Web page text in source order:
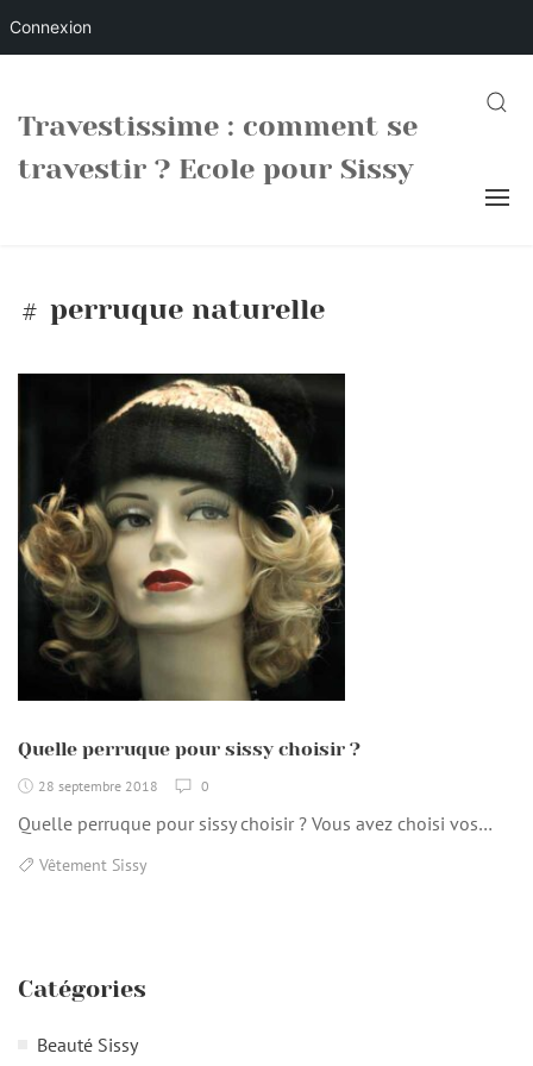
content
Travestissime : comment se
travestir ? Ecole pour Sissy
perruque naturelle
Quelle perruque pour sissy choisir ?
28 septembre 2018 0
Quelle perruque pour sissy choisir ? Vous avez choisi vos…
Vêtement Sissy
Catégories
Beauté Sissy
Connexion